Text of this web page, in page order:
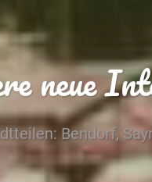
neue
Bendorf,